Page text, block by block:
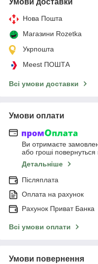
Нова Пошта
Магазини Rozetka
Укрпошта
Meest ПОШТА
Всі умови доставки
Умови оплати
Ви отримаєте
або гроші
Детальніше
Післяплата
Оплата на рахунок
Рахунок Приват Банка
Всі умови оплати
Умови повернення